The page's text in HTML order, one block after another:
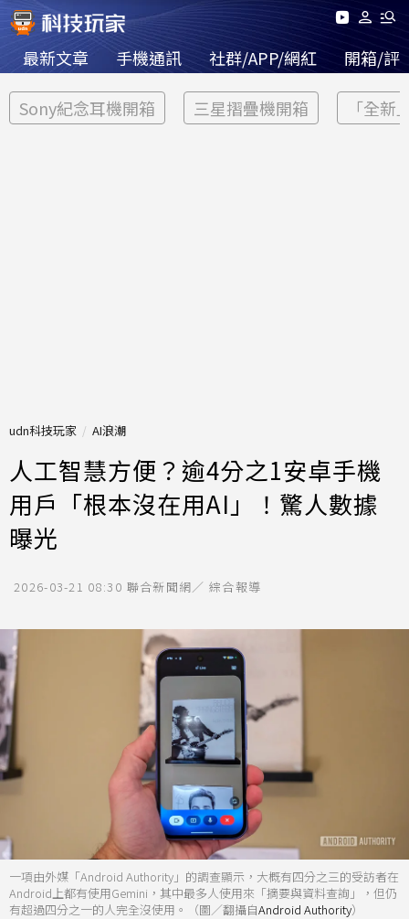
最新文章 手機通訊 社群/APP/網紅 開箱/評
Sony紀念耳機開箱 三星摺疊機開箱 「全新
udn科技玩家 AI浪潮
人工智慧方便？逾4分之1安卓手機
用戶「根本沒在用AI」！驚人數據
曝光
2026-03-21 08:30 聯合新聞網／ 綜合報導
一項由外媒「Android Authority」的調查顯示，大概有四分之三的受訪者在
Android上都有使用Gemini，其中最多人使用來「摘要與資料查詢」，但仍
有超過四分之一的人完全沒使用。（圖／翻攝自Android Authority）